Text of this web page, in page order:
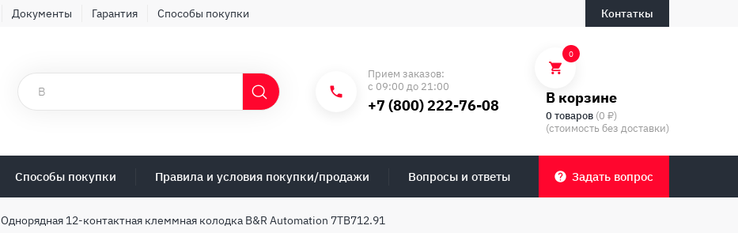
Документы Гарантия Способы покупки Контаткы
Прием заказов:
с 09:00 до 21:00
+7 (800) 222-76-08
0
В корзине
0 товаров (0 ₽)
(стоимость без доставки)
Способы покупки Правила и условия покупки/продажи Вопросы и ответы Задать вопрос
Однорядная 12-контактная клеммная колодка B&R Automation 7TB712.91